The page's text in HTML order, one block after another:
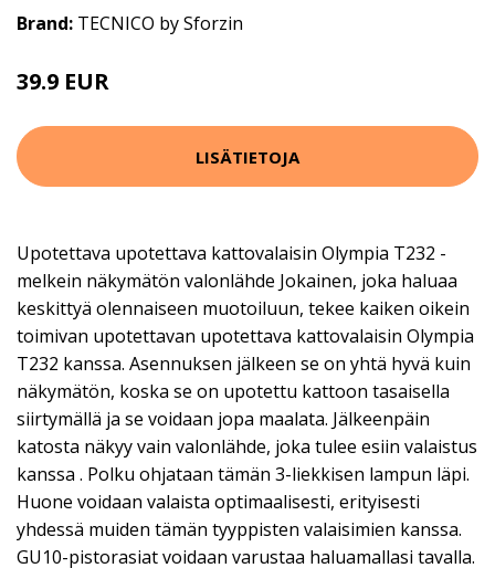
Brand: TECNICO by Sforzin
39.9 EUR
LISÄTIETOJA
Upotettava upotettava kattovalaisin Olympia T232 -
melkein näkymätön valonlähde Jokainen, joka haluaa
keskittyä olennaiseen muotoiluun, tekee kaiken oikein
toimivan upotettavan upotettava kattovalaisin Olympia
T232 kanssa. Asennuksen jälkeen se on yhtä hyvä kuin
näkymätön, koska se on upotettu kattoon tasaisella
siirtymällä ja se voidaan jopa maalata. Jälkeenpäin
katosta näkyy vain valonlähde, joka tulee esiin valaistus
kanssa . Polku ohjataan tämän 3-liekkisen lampun läpi.
Huone voidaan valaista optimaalisesti, erityisesti
yhdessä muiden tämän tyyppisten valaisimien kanssa.
GU10-pistorasiat voidaan varustaa haluamallasi tavalla.